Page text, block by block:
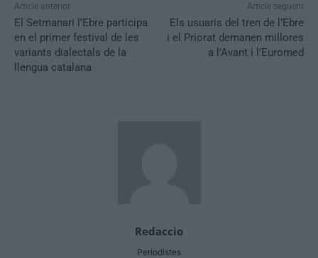
Article anterior
El Setmanari l’Ebre participa
en el primer festival de les
variants dialectals de la
llengua catalana
Article següent
Els usuaris del tren de l’Ebre
i el Priorat demanen millores
a l’Avant i l’Euromed
Redaccio
Periodistes